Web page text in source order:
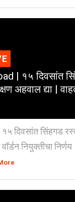
| १५ दिवसांत
अहवाल द्या |
दिवसांत सिंहगड
नियुक्तीचा